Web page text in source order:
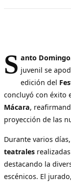
S anto
juvenil se
edición del
concluyó con éxito
Mácara,
proyección de las
Durante varios
teatrales
destacando la
escénicos. El